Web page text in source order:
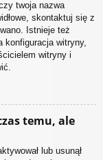
twoja nazwa
skontaktuj się z
Istnieje też
konfiguracja witryny,
witryny i
temu, ale
lub usunął